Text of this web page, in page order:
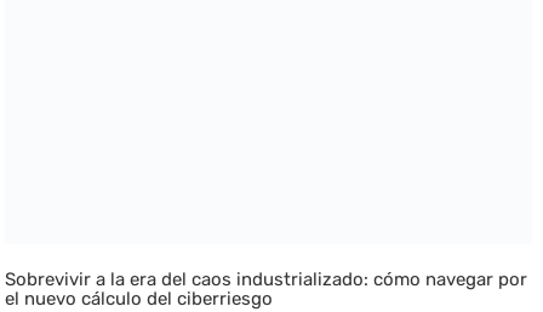
Sobrevivir a la era del caos industrializado: cómo navegar por
el nuevo cálculo del ciberriesgo